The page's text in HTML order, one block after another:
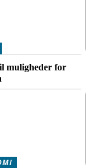
muligheder for